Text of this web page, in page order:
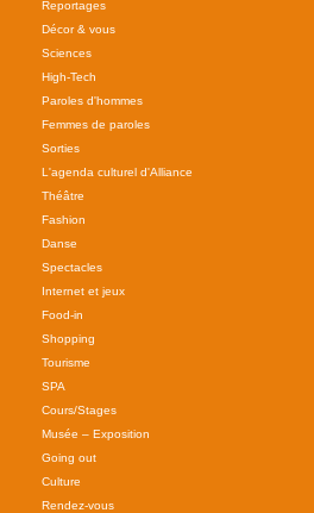
Reportages
Décor & vous
Sciences
High-Tech
Paroles d'hommes
Femmes de paroles
Sorties
L'agenda culturel d'Alliance
Théâtre
Fashion
Danse
Spectacles
Internet et jeux
Food-in
Shopping
Tourisme
SPA
Cours/Stages
Musée – Exposition
Going out
Culture
Rendez-vous